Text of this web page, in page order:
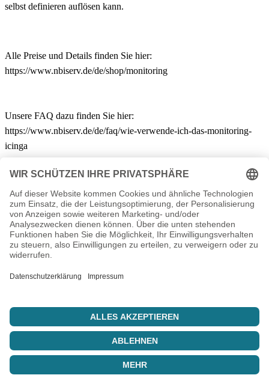
selbst definieren auflösen kann.
Alle Preise und Details finden Sie hier:
https://www.nbiserv.de/de/shop/monitoring
Unsere FAQ dazu finden Sie hier:
https://www.nbiserv.de/de/faq/wie-verwende-ich-das-monitoring-
icinga
← Zurück zu News
Ihr IT-Dienstleister aus Thüringen. Hosting, Server, Support und
individuelle Lösungen seit 2003.
Produkte
Unternehmen
Über unsResellerReferenzenSponsoringJobs
FAQKundencenterNewsFernwartungStatus
© 2003 – 2026 nbiserv. Alle Rechte vorbehalten.